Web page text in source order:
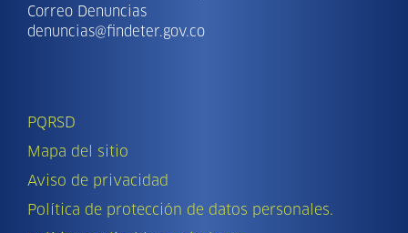
Correo Denuncias
denuncias@findeter.gov.co
PQRSD
Mapa del sitio
Aviso de privacidad
Política de protección de datos personales.